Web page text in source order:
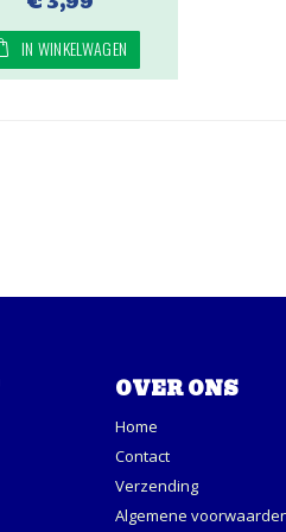
IN WINKELWAGEN
OVER ONS
Home
Contact
Verzending
Algemene